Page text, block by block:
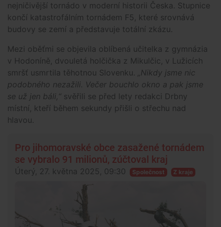
nejničivější tornádo v moderní historii Česka. Stupnice
končí katastrofálním tornádem F5, které srovnává
budovy se zemí a představuje totální zkázu.
Mezi oběťmi se objevila oblíbená učitelka z gymnázia
v Hodoníně, dvouletá holčička z Mikulčic, v Lužicích
smršť usmrtila těhotnou Slovenku. „Nikdy jsme nic
podobného nezažili. Večer bouchlo okno a pak jsme
se už jen báli,“ svěřili se před lety redakci Drbny
místní, kteří během sekundy přišli o střechu nad
hlavou.
Pro jihomoravské obce zasažené tornádem
se vybralo 91 milionů, zúčtoval kraj
Úterý, 27. května 2025, 09:30 Společnost Z kraje